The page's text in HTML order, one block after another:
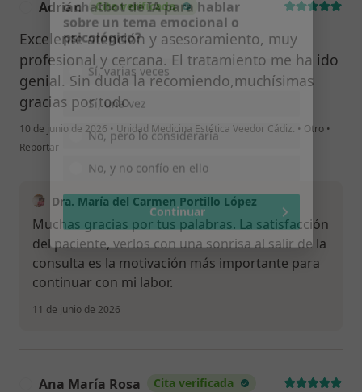
Adrián Cita verificada
Excelente atención y asesoramiento, muy
profesional y cercana. El tratamiento me ha ido
genial. Sin duda la recomiendo,muchísimas
gracias por todo
10 de junio de 2026 • Unidad Medicina Estética Veedor Cádiz. • Otro •
en opinión del usuario Adrián
Reportar
Dra. María del Carmen Portillo López
Muchas gracias por tus palabras. La satisfacción
del paciente, verlos con una sonrisa al salir de la
consulta es la motivación más importante para
continuar con mi labor.
11 de junio de 2026
Ana María Rosa Cita verificada
sobre un tema emocional o
psicológico?
Sí, varias veces
Sí, una vez
No, pero lo consideraría
No, y no confío en ello
Continuar